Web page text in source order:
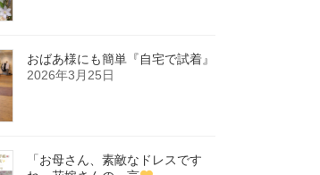
おばあ様にも簡単『自宅で試着』
2026年3月25日
「お母さん、素敵なドレスです